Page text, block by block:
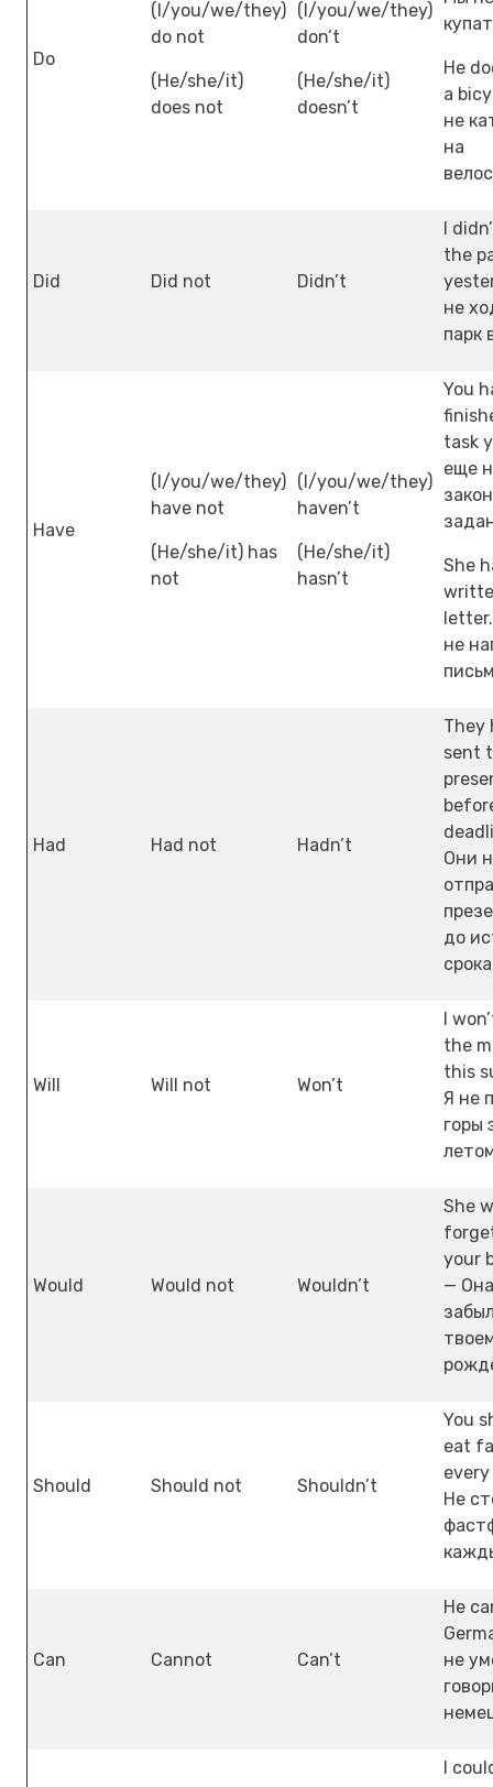
Do
(I/you/we/they)
do not
(He/she/it)
does not
(I/you/we/they)
don’t
(He/she/it)
doesn’t
He
a
не
на
Did Did not Didn’t
I
the
не
парк
Have
(I/you/we/they)
have not
(He/she/it) has
not
(I/you/we/they)
haven’t
(He/she/it)
hasn’t
You
task
еще
She
не
Had Had not Hadn’t
They
sent
Они
до
Will Will not Won’t
I
the
this
Я не
горы
Would Would not Wouldn’t
She
your
—
Should Should not Shouldn’t
You
eat
Не
Can Cannot Can’t
He
не
I